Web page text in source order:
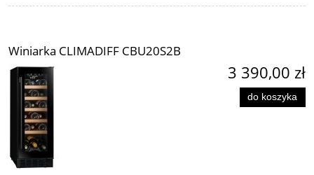
Winiarka CLIMADIFF CBU20S2B
3 390,00 zł
do koszyka